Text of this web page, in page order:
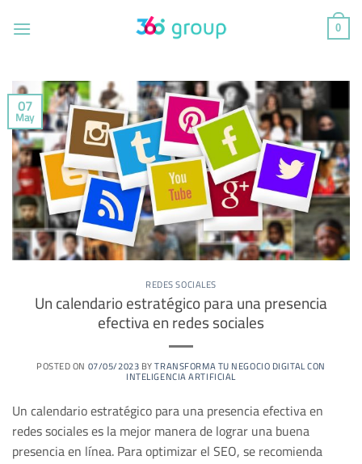
0
07
May
REDES SOCIALES
Un calendario estratégico para una presencia
efectiva en redes sociales
POSTED ON 07/05/2023BYTRANSFORMA TU NEGOCIO DIGITAL CON
INTELIGENCIA ARTIFICIAL
Un calendario estratégico para una presencia efectiva en
redes sociales es la mejor manera de lograr una buena
presencia en línea. Para optimizar el SEO, se recomienda